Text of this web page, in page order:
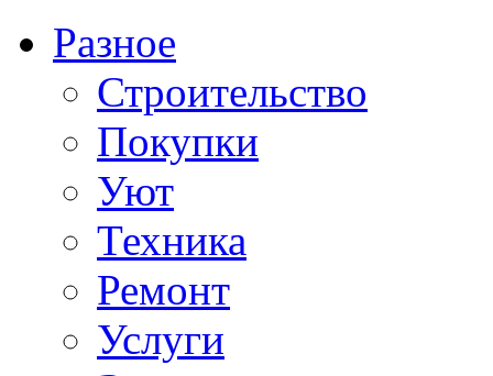
Разное
Строительство
Покупки
Уют
Техника
Ремонт
Услуги